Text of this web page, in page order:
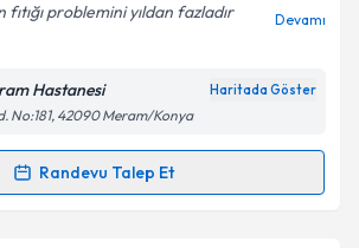
işlenmesine ilişkin
Aydınlatma
okudum ve kişisel verilerimin belirtilen
işlenmesini kabul ediyorum.
problemini yıldan fazladır
Devamı
Hastanesi Haritada Göster
No:181, 42090 Meram/Konya
Randevu Talep Et
Talebi